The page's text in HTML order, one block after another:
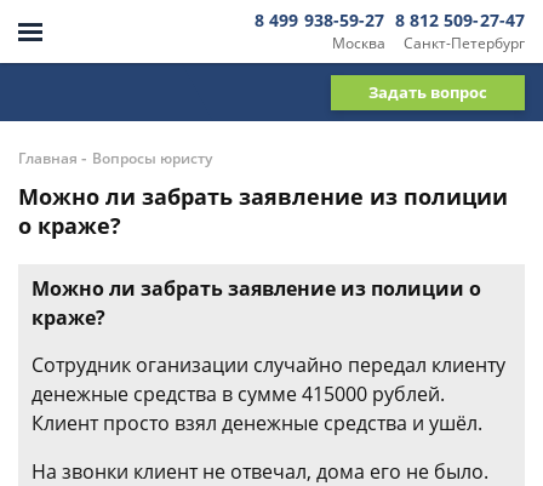
Москва
8 499 938-59-27
Санкт-Петербург
8 812 509-27-47
Задать вопрос
Главная - Вопросы юристу
Можно ли забрать заявление из полиции
о краже?
Можно ли забрать заявление из полиции о
краже?
Сотрудник оганизации случайно передал клиенту
денежные средства в сумме 415000 рублей.
Клиент просто взял денежные средства и ушёл.
На звонки клиент не отвечал, дома его не было.